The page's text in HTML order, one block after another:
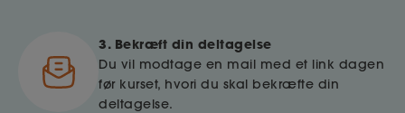
3. Bekræft din deltagelse
Du vil modtage en mail med et link dagen
før kurset, hvori du skal bekræfte din
deltagelse.